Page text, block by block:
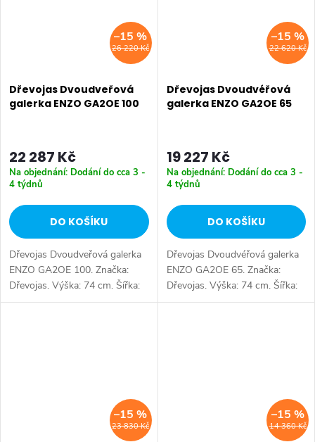
26 220 Kč
–15 %
Dřevojas Dvoudveřová
galerka ENZO GA2OE 100
22 287 Kč
Na objednání: Dodání do cca 3 -
4 týdnů
DO KOŠÍKU
Dřevojas Dvoudveřová galerka
ENZO GA2OE 100. Značka:
Dřevojas. Výška: 74 cm. Šířka:
95 cm. Hloubka: 15 cm. Úložný
22 620 Kč
–15 %
Dřevojas Dvoudvéřová
galerka ENZO GA2OE 65
19 227 Kč
Na objednání: Dodání do cca 3 -
4 týdnů
DO KOŠÍKU
Dřevojas Dvoudvéřová galerka
ENZO GA2OE 65. Značka:
Dřevojas. Výška: 74 cm. Šířka:
65 cm. Hloubka: 15 cm. Úložný
23 830 Kč
–15 %
14 360 Kč
–15 %